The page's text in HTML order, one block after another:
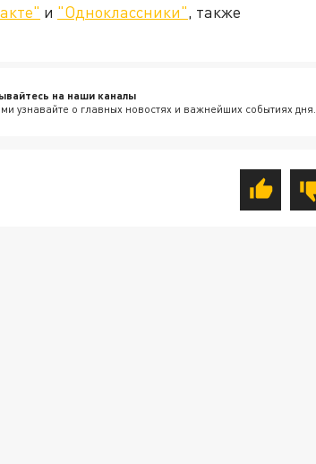
и "Одноклассники", также
на наши каналы
узнавайте о главных новостях и важнейших событиях дня.